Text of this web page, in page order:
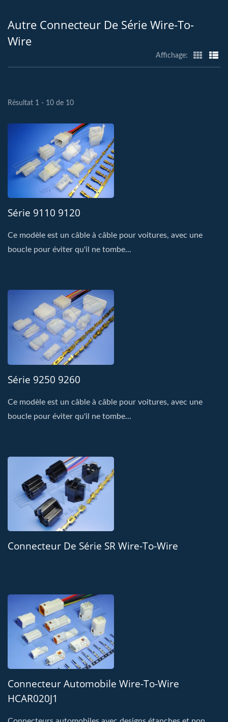
Autre Connecteur De Série Wire-To-
Wire
Affichage:
Résultat 1 - 10 de 10
Série 9110 9120
Ce modèle est un câble à câble pour voitures, avec une
boucle pour éviter qu'il ne tombe...
Série 9250 9260
Ce modèle est un câble à câble pour voitures, avec une
boucle pour éviter qu'il ne tombe...
Connecteur De Série SR Wire-To-Wire
Connecteur Automobile Wire-To-Wire
HCAR020J1